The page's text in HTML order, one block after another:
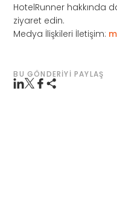
HotelRunner hakkında
ziyaret edin.
Medya İlişkileri İletişim:
BU GÖNDERIYI PAYLAŞ